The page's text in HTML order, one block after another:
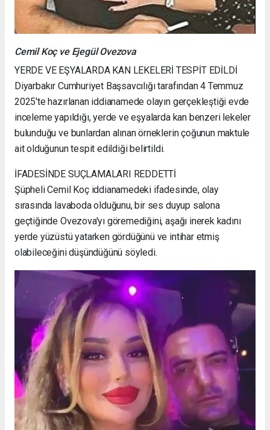
Cemil Koç ve Ejegül Ovezova
YERDE VE EŞYALARDA KAN LEKELERİ TESPİT EDİLDİ
Diyarbakır Cumhuriyet Başsavcılığı tarafından 4 Temmuz
2025'te hazırlanan iddianamede olayın gerçekleştiği evde
inceleme yapıldığı, yerde ve eşyalarda kan benzeri lekeler
bulunduğu ve bunlardan alınan örneklerin çoğunun maktule
ait olduğunun tespit edildiği belirtildi.
İFADESİNDE SUÇLAMALARI REDDETTİ
Şüpheli Cemil Koç iddianamedeki ifadesinde, olay
sırasında lavaboda olduğunu, bir ses duyup salona
geçtiğinde Ovezova'yı göremediğini, aşağı inerek kadını
yerde yüzüstü yatarken gördüğünü ve intihar etmiş
olabileceğini düşündüğünü söyledi.